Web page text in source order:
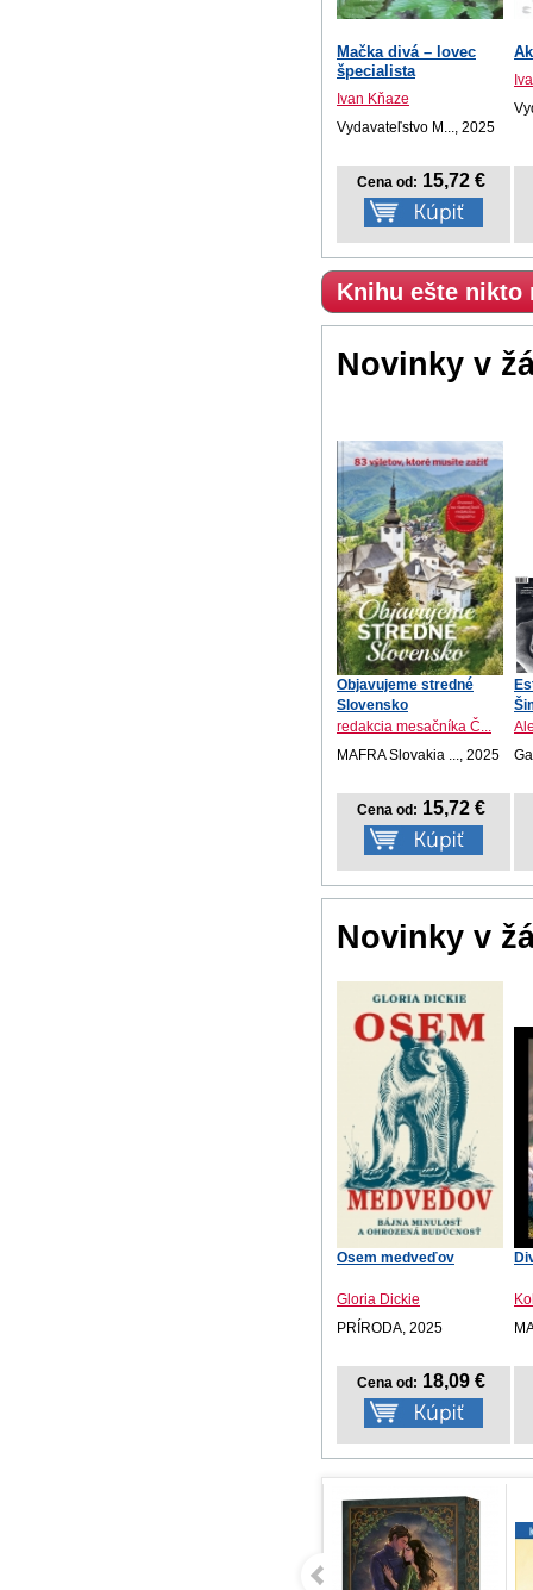
Mačka divá – lovec
špecialista
Ivan Kňaze
Vydavateľstvo M..., 2025
Cena od: 15,72 €
Knihu ešte nikto
Novinky v
Objavujeme stredné
Slovensko
redakcia mesačníka Č...
MAFRA Slovakia ..., 2025
Cena od: 15,72 €
Novinky v
Osem medveďov
Gloria Dickie
PRÍRODA, 2025
Cena od: 18,09 €